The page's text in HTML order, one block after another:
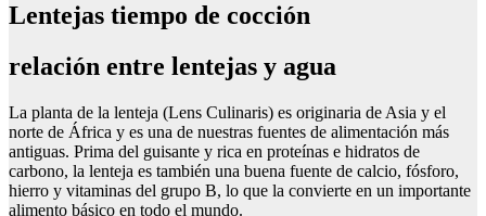
Lentejas tiempo de cocción
relación entre lentejas y agua
La planta de la lenteja (Lens Culinaris) es originaria de Asia y el
norte de África y es una de nuestras fuentes de alimentación más
antiguas. Prima del guisante y rica en proteínas e hidratos de
carbono, la lenteja es también una buena fuente de calcio, fósforo,
hierro y vitaminas del grupo B, lo que la convierte en un importante
alimento básico en todo el mundo.